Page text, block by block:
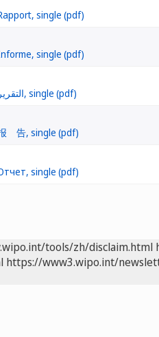
tools/zh/disclaim.html
https://www3.wipo.int/